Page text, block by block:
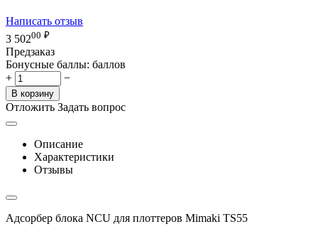
Написать отзыв
3 50200 ₽
Предзаказ
Бонусные баллы: баллов
+
−
В корзину
Отложить Задать вопрос
Описание
Характеристики
Отзывы
Адсорбер блока NCU для плоттеров Mimaki TS55